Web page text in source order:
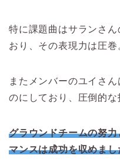
特に課題曲はサランさ
おり、その表現力は圧巻
またメンバーのユイさ
のにしており、圧倒的な
グラウンドチームの努
マンスは成功を収めまし